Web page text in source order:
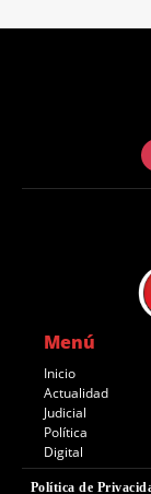
Menú
Inicio
Actualidad
Judicial
Política
Digital
Política de